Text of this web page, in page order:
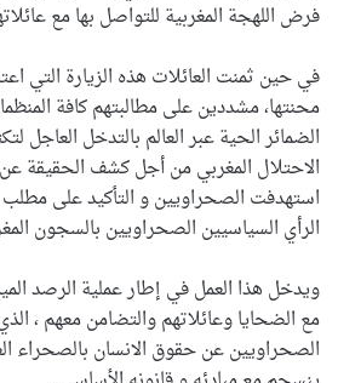
فرض اللهجة المغربية للتواصل بها مع
في حين ثمنت العائلات هذه الزيارة التي
محنتها، مشددين على مطالبتهم كافة
الضمائر الحية عبر العالم بالتدخل
الاحتلال المغربي من أجل كشف الحقيقة عن
استهدفت الصحراويين و التأكيد على
الرأي السياسيين الصحراويين بالسجون
ويدخل هذا العمل في إطار عملية الرصد
مع الضحايا وعائلاتهم والتضامن معهم ،
الصحراويين عن حقوق الانسان بالصحراء